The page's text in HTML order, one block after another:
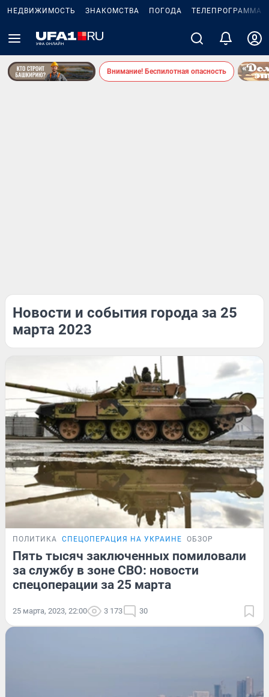
НЕДВИЖИМОСТЬ ЗНАКОМСТВА ПОГОДА ТЕЛЕПРОГРАММА
Внимание! Беспилотная опасность
Новости и события города за 25
марта 2023
ПОЛИТИКА СПЕЦОПЕРАЦИЯ НА УКРАИНЕ ОБЗОР
Пять тысяч заключенных помиловали
за службу в зоне СВО: новости
спецоперации за 25 марта
25 марта, 2023, 22:00 3 173 30